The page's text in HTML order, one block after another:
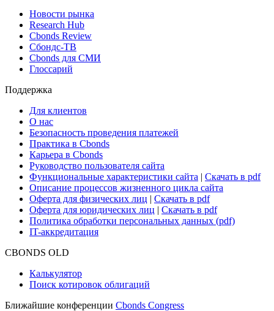
Новости рынка
Research Hub
Cbonds Review
Сбондс-ТВ
Cbonds для СМИ
Глоссарий
Поддержка
Для клиентов
О нас
Безопасность проведения платежей
Практика в Cbonds
Карьера в Cbonds
Руководство пользователя сайта
Функциональные характеристики сайта | Скачать в pdf
Описание процессов жизненного цикла сайта
Оферта для физических лиц | Скачать в pdf
Оферта для юридических лиц | Скачать в pdf
Политика обработки персональных данных (pdf)
IT-аккредитация
CBONDS OLD
Калькулятор
Поиск котировок облигаций
Ближайшие конференции Cbonds Congress